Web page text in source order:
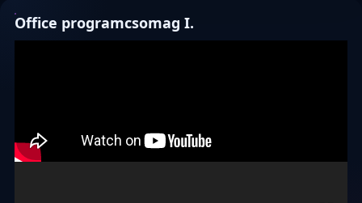
Office programcsomag I.